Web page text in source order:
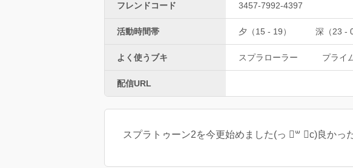
フレンドコード 3457-7992-4397
活動時間帯 夕（15 - 19） 深（23 -
よく使うブキ スプラローラー プライ
配信URL
スプラトゥーン2を今更始めました(っ ॑꒳ ॑c)良かっ